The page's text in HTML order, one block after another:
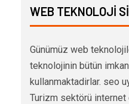
WEB TEKNOLOJI
Günümüz web
teknolojinin bütün
kullanmaktadirlar. seo
Turizm sektörü internet